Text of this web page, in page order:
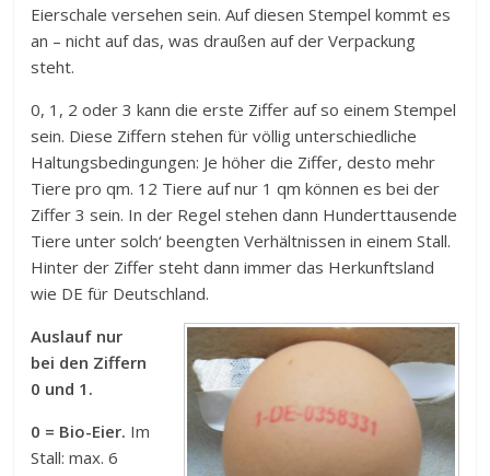
Eierschale versehen sein. Auf diesen Stempel kommt es
an – nicht auf das, was draußen auf der Verpackung
steht.
0, 1, 2 oder 3 kann die erste Ziffer auf so einem Stempel
sein. Diese Ziffern stehen für völlig unterschiedliche
Haltungsbedingungen: Je höher die Ziffer, desto mehr
Tiere pro qm. 12 Tiere auf nur 1 qm können es bei der
Ziffer 3 sein. In der Regel stehen dann Hunderttausende
Tiere unter solch‘ beengten Verhältnissen in einem Stall.
Hinter der Ziffer steht dann immer das Herkunftsland
wie DE für Deutschland.
Auslauf nur
bei den Ziffern
0 und 1.
0 = Bio-Eier. Im
Stall: max. 6